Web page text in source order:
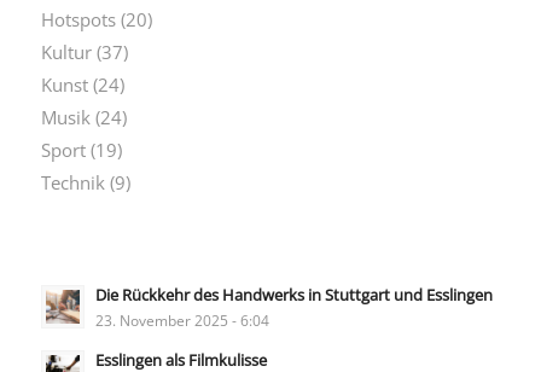
Hotspots(20)
Kultur(37)
Kunst(24)
Musik (24)
Sport(19)
Technik (9)
Die Rückkehr des Handwerks in Stuttgart und Esslingen
23. November 2025 - 6:04
Esslingen als Filmkulisse